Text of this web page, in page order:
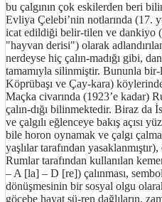
bu çalgının çok eskilerden beri
Evliya Çelebi’nin notlarında (17.
icat edildiği belir-tilen ve dankiyo
"hayvan derisi") olarak
nerdeyse hiç çalın-madığı gibi,
tamamıyla silinmiştir. Bununla
Köprübaşı ve Çay-kara)
Maçka civarında (1923’e kadar)
çalın-dığı bilinmektedir. Biraz da
ve çalgılı eğlenceye bakış açısı
bile horon oynamak ve çalgı
yaşlılar tarafından
Rumlar tarafından kullanılan
– A [la] – D [re]) çalınması,
dönüşmesinin bir sosyal olgu
göçebe hayat sü-ren dağlıların,